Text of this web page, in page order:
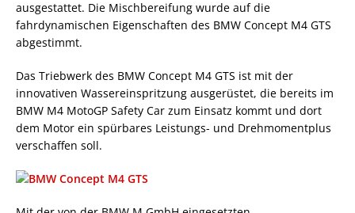
ausgestattet. Die Mischbereifung wurde auf die
fahrdynamischen Eigenschaften des BMW Concept M4 GTS
abgestimmt.
Das Triebwerk des BMW Concept M4 GTS ist mit der
innovativen Wassereinspritzung ausgerüstet, die bereits im
BMW M4 MotoGP Safety Car zum Einsatz kommt und dort
dem Motor ein spürbares Leistungs- und Drehmomentplus
verschaffen soll.